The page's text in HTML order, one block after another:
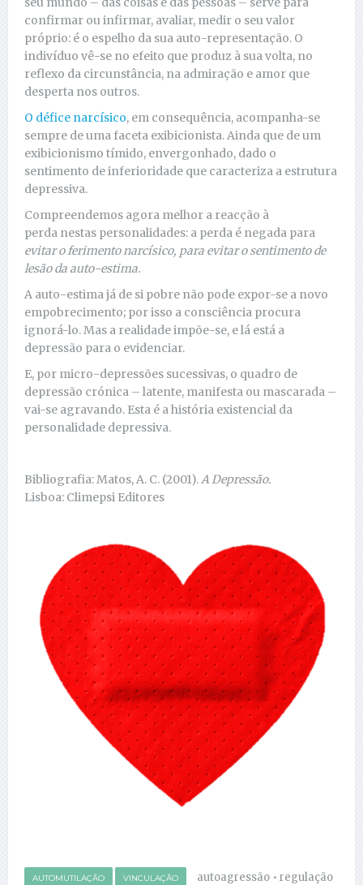
confirmar ou infirmar, avaliar, medir o seu valor
próprio: é o espelho da sua auto-representação. O
indivíduo vê-se no efeito que produz à sua volta, no
reflexo da circunstância, na admiração e amor que
desperta nos outros.
O défice narcísico, em consequência, acompanha-se
sempre de uma faceta exibicionista. Ainda que de um
exibicionismo tímido, envergonhado, dado o
sentimento de inferioridade que caracteriza a estrutura
depressiva.
Compreendemos agora melhor a reacção à
perda nestas personalidades: a perda é negada para
evitar o ferimento narcísico, para evitar o sentimento de
lesão da auto-estima.
A auto-estima já de si pobre não pode expor-se a novo
empobrecimento; por isso a consciência procura
ignorá-lo. Mas a realidade impõe-se, e lá está a
depressão para o evidenciar.
E, por micro-depressões sucessivas, o quadro de
depressão crónica – latente, manifesta ou mascarada –
vai-se agravando. Esta é a história existencial da
personalidade depressiva.
Bibliografia: Matos, A. C. (2001).A Depressão.
Lisboa: Climepsi Editores
AUTOMUTILAÇÃO VINCULAÇÃO autoagressão • regulação